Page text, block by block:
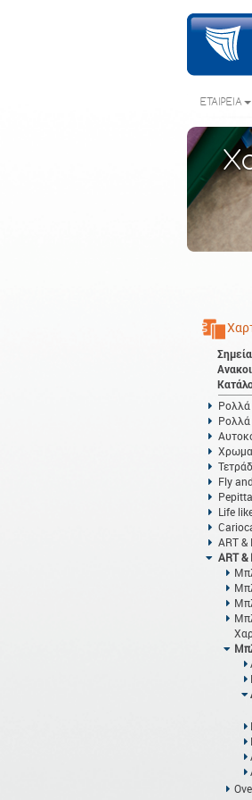
ΕΤΑΙΡΕΙΑ
Ρολλά
Ρολλά
Fly
Pepitta
Life
ART &
ART &